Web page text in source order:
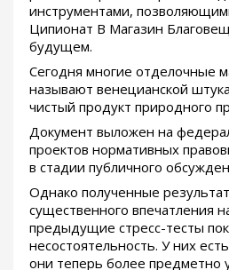
инструментами,
Ципионат В Магазин
будущем.
Сегодня многие отделочные
называют венецианской
чистый продукт природного
Документ выложен на
проектов нормативных
в стадии публичного
Однако полученные
существенного впечатления
предыдущие стресс-тесты
несостоятельность. У них
они теперь более предметно